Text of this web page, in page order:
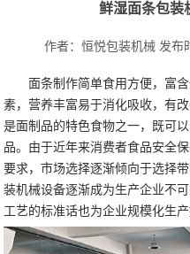
鲜湿面条包装
作者：恒悦包装机械 发布
面条制作简单食用方便，富
素，营养丰富易于消化吸收，有
是面制品的特色食物之一，既可
品。由于近年来消费者食品安全
要求，市场选择逐渐倾向于选择
装机械设备逐渐成为生产企业不
工艺的标准话也为企业规模化生产